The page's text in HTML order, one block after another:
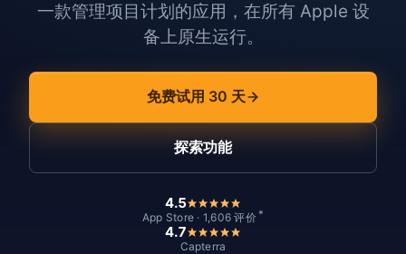
一款管理项目计划的应用，在所有 Apple 设
备上原生运行。
免费试用 30 天
探索功能
4.5
App Store · 1,606 评价 *
4.7
Capterra